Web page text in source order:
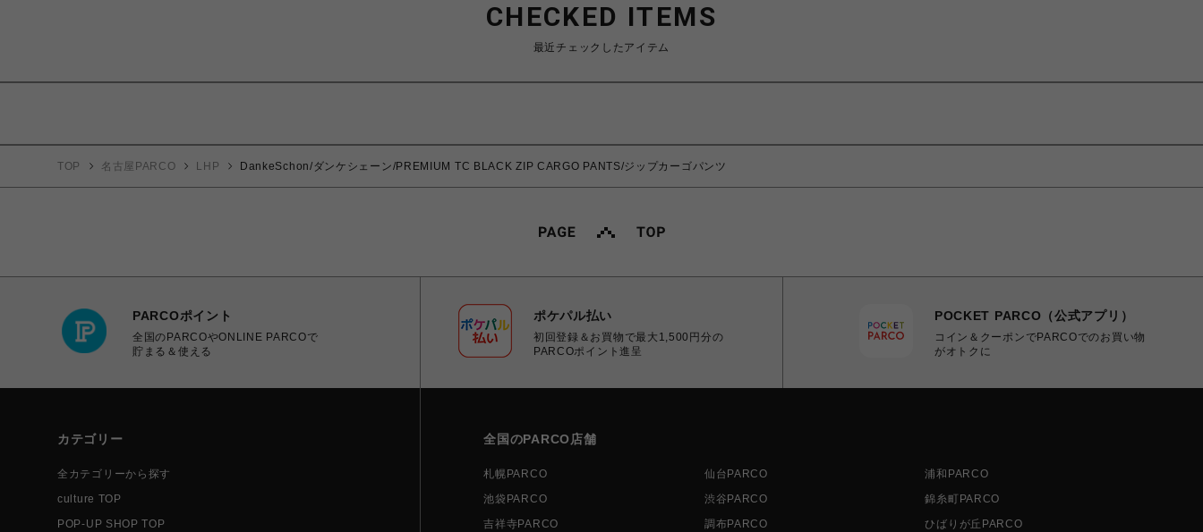
CHECKED ITEMS
最近チェックしたアイテム
TOP 名古屋PARCO LHP DankeSchon/ダンケシェーン/PREMIUM TC BLACK ZIP CARGO PANTS/ジップカーゴパンツ
PARCOポイント
全国のPARCOやONLINE PARCOで
貯まる＆使える
ポケパル払い
初回登録＆お買物で最大1,500円分の
PARCOポイント進呈
POCKET PARCO（公式アプリ）
コイン＆クーポンでPARCOでのお買い物
がオトクに
カテゴリー
全カテゴリーから探す
culture TOP
POP-UP SHOP TOP
全国のPARCO店舗
札幌PARCO 仙台PARCO
浦和PARCO
池袋PARCO
渋谷PARCO
錦糸町PARCO
吉祥寺PARCO
調布PARCO
ひばりが丘PARCO